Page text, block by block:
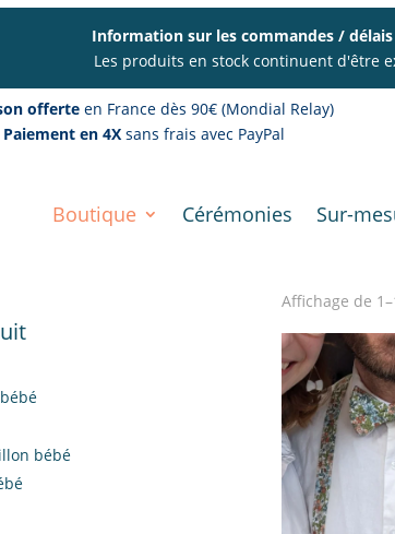
Information sur les commandes /
Les produits en stock continuent d'être
offerte en France dès 90€ (Mondial Relay)
Paiement en 4X sans frais avec PayPal
Boutique Cérémonies Sur-
bébé
Affichage de